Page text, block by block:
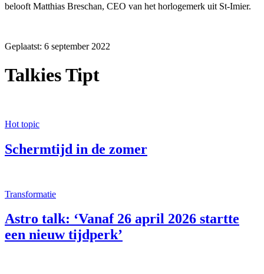
belooft Matthias Breschan, CEO van het horlogemerk uit St-Imier.
Geplaatst: 6 september 2022
Talkies Tipt
Hot topic
Schermtijd in de zomer
Transformatie
Astro talk: ‘Vanaf 26 april 2026 startte
een nieuw tijdperk’